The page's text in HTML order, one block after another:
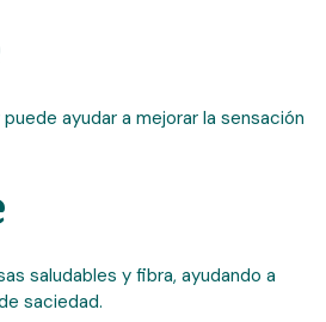
ayudar a mejorar la sensación
saludables y fibra, ayudando a
saciedad.